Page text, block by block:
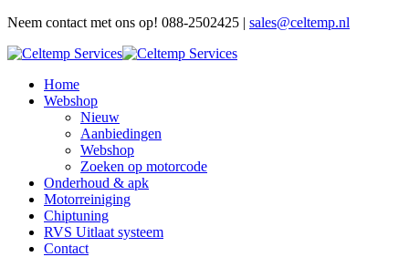
Neem contact met ons op! 088-2502425 | sales@celtemp.nl
Home
Webshop
Nieuw
Aanbiedingen
Webshop
Zoeken op motorcode
Onderhoud & apk
Motorreiniging
Chiptuning
RVS Uitlaat systeem
Contact